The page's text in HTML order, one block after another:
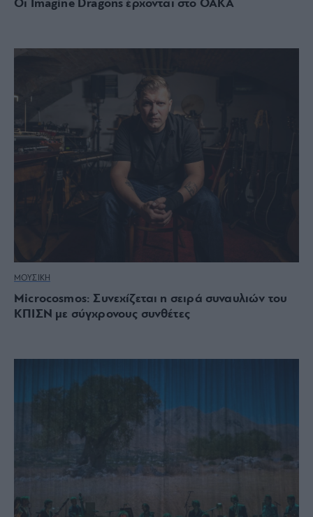
Οι Imagine Dragons έρχονται στο ΟΑΚΑ
ΜΟΥΣΙΚΗ
Microcosmos: Συνεχίζεται η σειρά συναυλιών του
ΚΠΙΣΝ με σύγχρονους συνθέτες